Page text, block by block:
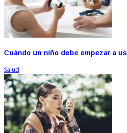
Cuándo un niño debe empezar a
Salud